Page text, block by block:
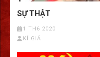
SỰ THẬT
1 TH6 2020
KÍ GIẢ